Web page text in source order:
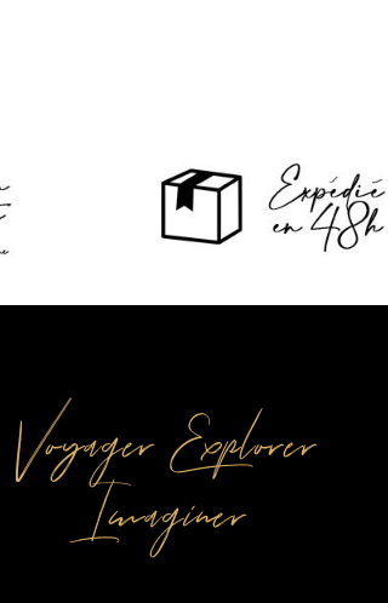
Voyager Explorer
Imaginer